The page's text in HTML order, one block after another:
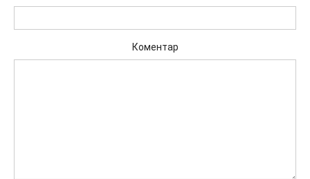
Коментар